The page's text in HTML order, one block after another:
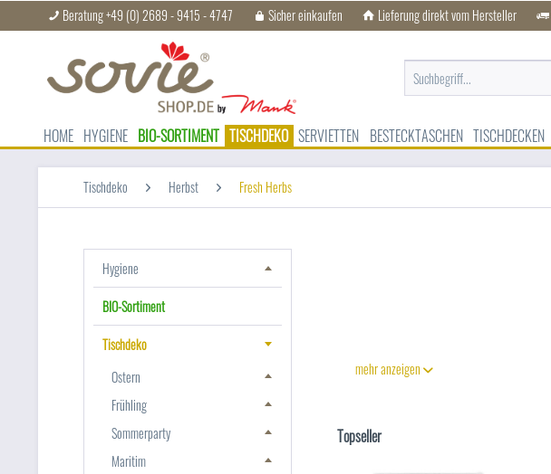
Beratung +49 (0) 2689 - 9415 - 4747 Sicher einkaufen Lieferung direkt vom Hersteller
HOME HYGIENE BIO-SORTIMENT TISCHDEKO SERVIETTEN BESTECKTASCHEN TISCHDECKEN
Tischdeko Herbst Fresh Herbs
Hygiene
BIO-Sortiment
Tischdeko
Ostern
Frühling
Sommerparty
Maritim
mehr anzeigen
Topseller